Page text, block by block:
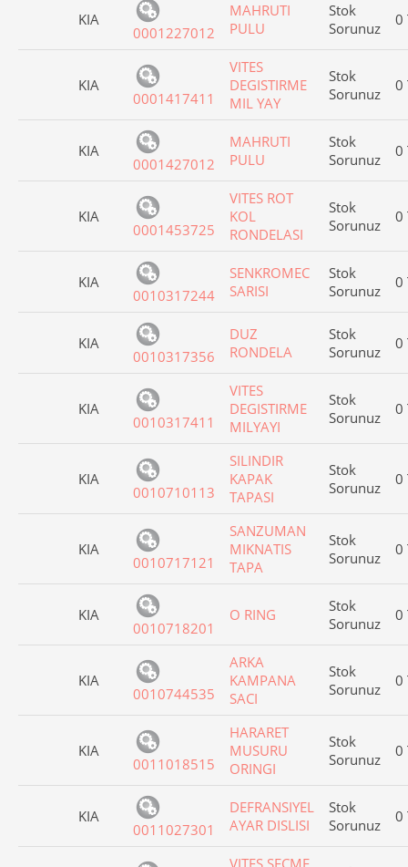
KIA
0001227012
MAHRUTI
PULU
Stok
Sorunuz
0
KIA
0001417411
VITES
DEGISTIRME
MIL YAY
Stok
Sorunuz
0
KIA
0001427012
MAHRUTI
PULU
Stok
Sorunuz
0
KIA
0001453725
VITES ROT
KOL
RONDELASI
Stok
Sorunuz
0
KIA
0010317244
SENKROMEC
SARISI
Stok
Sorunuz
0
KIA
0010317356
DUZ
RONDELA
Stok
Sorunuz
0
KIA
0010317411
VITES
DEGISTIRME
MILYAYI
Stok
Sorunuz
0
KIA
0010710113
SILINDIR
KAPAK
TAPASI
Stok
Sorunuz
0
KIA
0010717121
SANZUMAN
MIKNATIS
TAPA
Stok
Sorunuz
0
KIA
0010718201
O RING
Stok
Sorunuz
0
KIA
0010744535
ARKA
KAMPANA
SACI
Stok
Sorunuz
0
KIA
0011018515
HARARET
MUSURU
ORINGI
Stok
Sorunuz
0
KIA
0011027301
DEFRANSIYEL
AYAR DISLISI
Stok
Sorunuz
0
VITES SECME